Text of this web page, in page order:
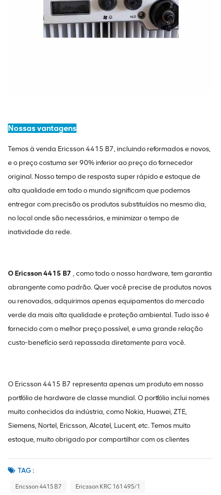
Nossas vantagens
Temos à venda Ericsson 4415 B7, incluindo reformados e novos,
e o preço costuma ser 90% inferior ao preço do fornecedor
original. Nosso tempo de resposta super rápido e estoque de
alta qualidade em todo o mundo significam que podemos
entregar com precisão os produtos substituídos no mesmo dia,
no local onde são necessários, e minimizar o tempo de
inatividade da rede.
O Ericsson 4415 B7 , como todo o nosso hardware, tem garantia
abrangente como padrão. Quer você precise de produtos novos
ou renovados, adquirimos apenas equipamentos do mercado
verde da mais alta qualidade e proteção ambiental. Tudo isso é
fornecido com o melhor preço possível, e uma grande relação
custo-benefício será repassada diretamente para você.
O Ericsson 4415 B7 representa apenas um produto em nosso
portfólio de hardware de classe mundial. O portfólio inclui nomes
muito conhecidos da indústria, como Nokia, Huawei, ZTE,
Siemens, Nortel, Ericsson, Alcatel, Lucent, etc. Temos muito
estoque, muito obrigado por compartilhar com os clientes
TAG :
Ericsson 4415 B7 Ericsson KRC 161 495/1